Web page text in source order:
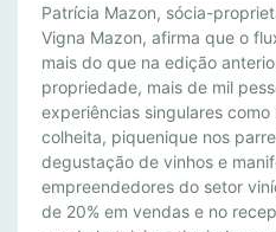
C
O
N
O
M
I
A
L
Patrícia Mazon, sócia-
Vigna Mazon, afirma que o
mais do que na edição
propriedade, mais de mil
experiências singulares
colheita, piquenique nos
degustação de vinhos e
empreendedores do setor
de 20% em vendas e no